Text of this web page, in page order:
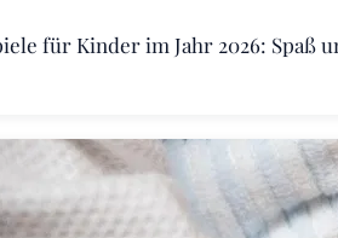
für Kinder im Jahr 2026: Spaß